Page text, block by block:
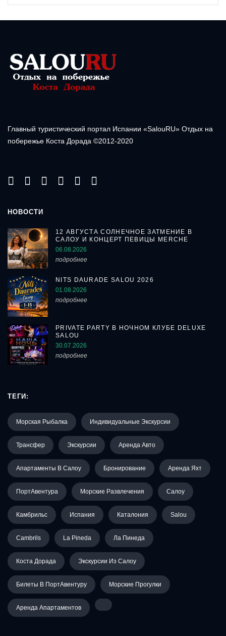
Главный туристический портал Испании «SalouRU» Отдых на
побережье Коста Дорада ©2012-2020
НОВОСТИ
12 АВГУСТА СОЛНЕЧНОЕ ЗАТМЕНИЕ В
САЛОУ И КОНЦЕРТ ПЕВИЦЫ MERCHE
06.08.2026
подробнее
NITS DAURADE SALOU 2026
01.08.2026
подробнее
PRIVATE PARTY В НОЧНОМ КЛУБЕ DELUXE
SALOU
30.07.2026
подробнее
ТЕГИ:
Морская Рыбалка Индивидуальные Экскурсии
Трансфер Экскурсии Аренда Авто
Апартаменты В Салоу Бронирование Аренда Яхт
ПортАвентура Морские Развлечения Салоу
Камбрильс Испания Каталония Salou
Cambrils La Pineda Ла Пинеда
Коста Дорада Экскурсии Из Салоу
Билеты В ПортАвентуру Морские Прогулки
Аренда Апартаментов